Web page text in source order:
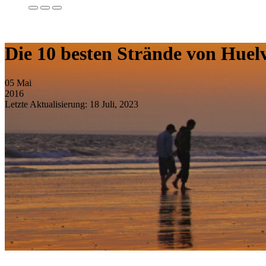
Die 10 besten Strände von
05 Mai
2016
Letzte Aktualisierung: 18 Juli, 2023